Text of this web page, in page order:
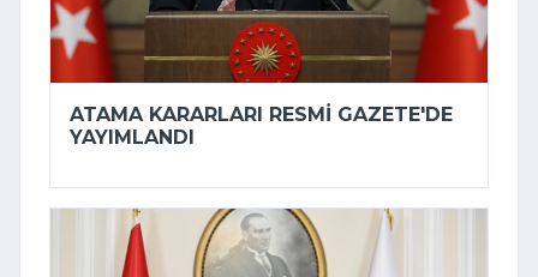
ATAMA KARARLARI RESMI GAZETE'DE
YAYIMLANDI